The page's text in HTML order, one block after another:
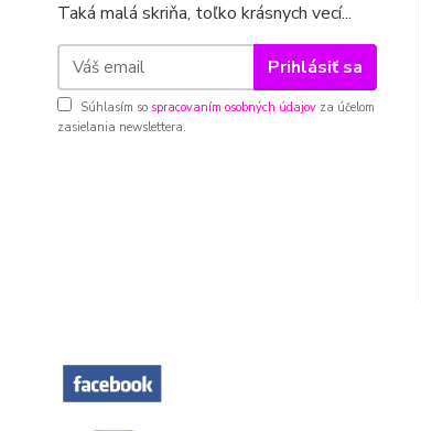
Taká malá skriňa, toľko krásnych vecí...
Prihlásiť sa
Súhlasím so spracovaním osobných údajov za účelom
zasielania newslettera.